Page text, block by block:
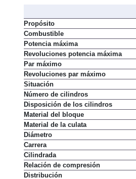
Propósito
Combustible
Potencia máxima
Revoluciones potencia máxima
Par máximo
Revoluciones par máximo
Situación
Número de cilindros
Disposición de los cilindros
Material del bloque
Material de la culata
Diámetro
Carrera
Cilindrada
Relación de compresión